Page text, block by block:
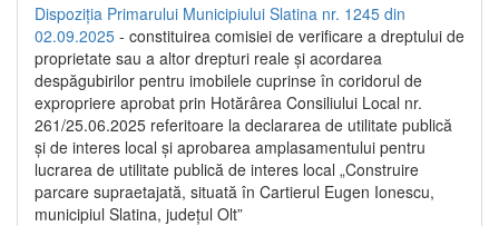
Dispoziția Primarului Municipiului Slatina nr. 1245 din
02.09.2025 - constituirea comisiei de verificare a dreptului de
proprietate sau a altor drepturi reale și acordarea
despăgubirilor pentru imobilele cuprinse în coridorul de
expropriere aprobat prin Hotărârea Consiliului Local nr.
261/25.06.2025 referitoare la declararea de utilitate publică
și de interes local și aprobarea amplasamentului pentru
lucrarea de utilitate publică de interes local „Construire
parcare supraetajată, situată în Cartierul Eugen Ionescu,
municipiul Slatina, județul Olt”